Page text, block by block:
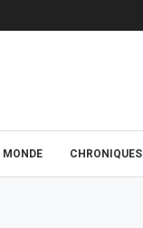
MONDE CHRONIQUES